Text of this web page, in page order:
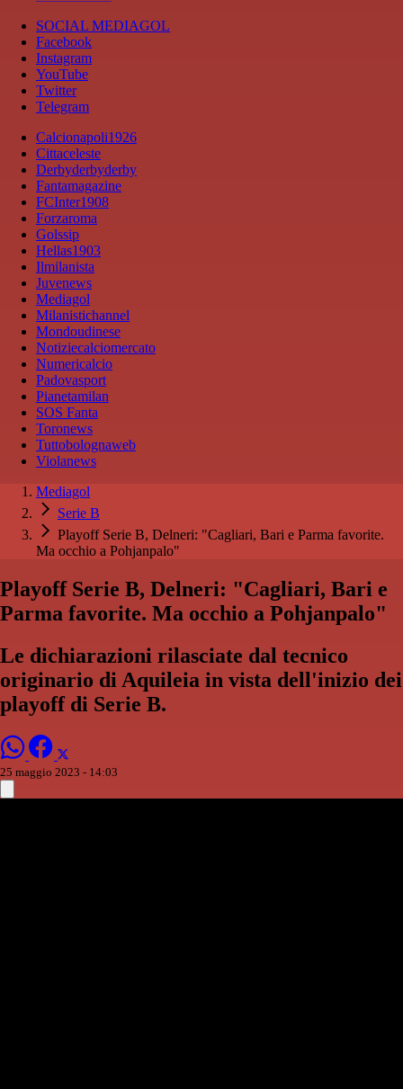
SOCIAL MEDIAGOL
Facebook
Instagram
YouTube
Twitter
Telegram
Calcionapoli1926
Cittaceleste
Derbyderbyderby
Fantamagazine
FCInter1908
Forzaroma
Golssip
Hellas1903
Ilmilanista
Juvenews
Mediagol
Milanistichannel
Mondoudinese
Notiziecalciomercato
Numericalcio
Padovasport
Pianetamilan
SOS Fanta
Toronews
Tuttobolognaweb
Violanews
Mediagol
Serie B
Playoff Serie B, Delneri: "Cagliari, Bari e Parma favorite.
Ma occhio a Pohjanpalo"
Playoff Serie B, Delneri: "Cagliari, Bari e
Parma favorite. Ma occhio a Pohjanpalo"
Le dichiarazioni rilasciate dal tecnico
originario di Aquileia in vista dell'inizio dei
playoff di Serie B.
25 maggio 2023 - 14:03